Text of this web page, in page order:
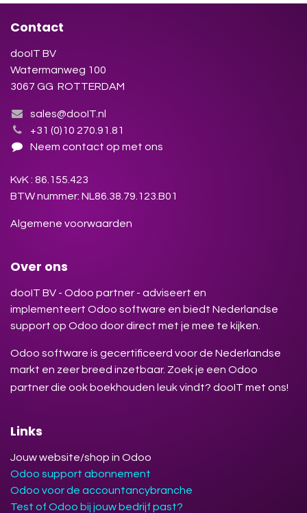
Contact
dooIT BV
Watermanweg 100
3067 GG ROTTERDAM
sales@dooIT.nl
+31 (0)10 270.91.81
Neem contact op met ons
KvK : 86.155.423
BTW nummer: NL86.38.79.123.B01
Algemene voorwaarden
Over ons
dooIT BV - Odoo partner - adviseert en
implementeert Odoo software en biedt Nederlandse
support op Odoo door direct met je mee te kijken.
Odoo software is gecertificeerd voor de Nederlandse
markt en zeer breed inzetbaar. Zoek je een Odoo
partner die ook boekhouden leuk vindt? dooIT met ons!
Links
Jouw website/shop in Odoo
Odoo support abonnement
Odoo voor de accountancybranche
Test of Odoo bij jouw bedrijf past?